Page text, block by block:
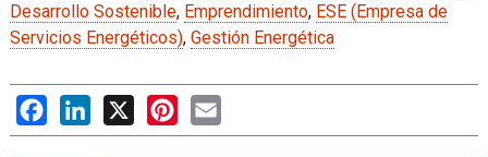
Desarrollo Sostenible, Emprendimiento, ESE (Empresa de
Servicios Energéticos), Gestión Energética
FacebookLinkedIn
X PinterestEmail